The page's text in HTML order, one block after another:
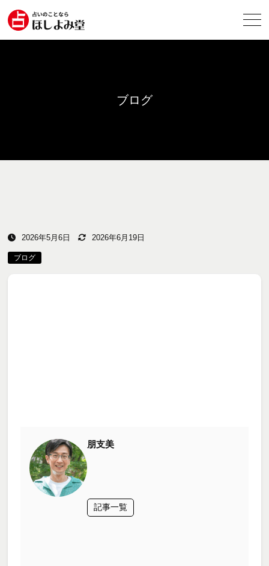
ブログ
2026年5月6日 2026年6月19日
ブログ
朋支美
記事一覧